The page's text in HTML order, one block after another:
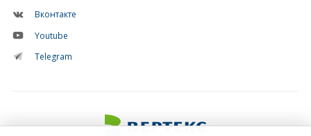
Вконтакте
Youtube
Telegram